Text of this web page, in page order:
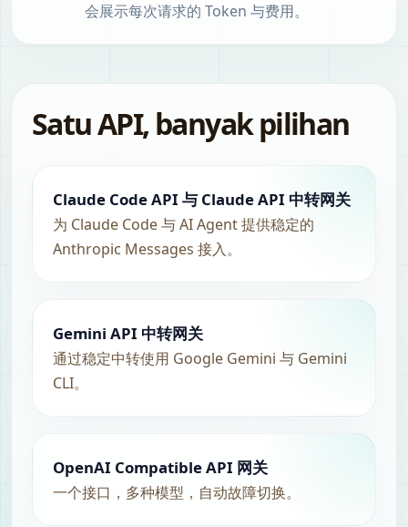
会展示每次请求的 Token 与费用。
Satu API, banyak pilihan
Claude Code API 与 Claude API 中转网关
为 Claude Code 与 AI Agent 提供稳定的
Anthropic Messages 接入。
Gemini API 中转网关
通过稳定中转使用 Google Gemini 与 Gemini
CLI。
OpenAI Compatible API 网关
一个接口，多种模型，自动故障切换。